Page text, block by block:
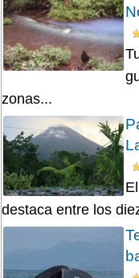
zonas...
destaca entre los